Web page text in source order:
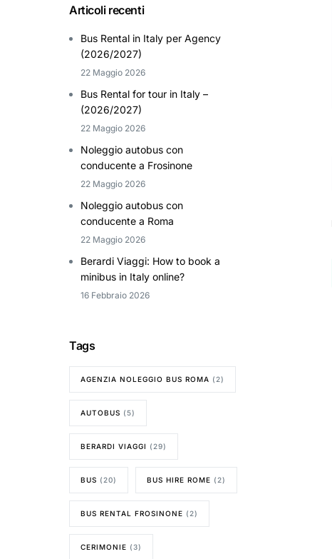
Articoli recenti
Bus Rental in Italy per Agency
(2026/2027)
22 Maggio 2026
Bus Rental for tour in Italy –
(2026/2027)
22 Maggio 2026
Noleggio autobus con
conducente a Frosinone
22 Maggio 2026
Noleggio autobus con
conducente a Roma
22 Maggio 2026
Berardi Viaggi: How to book a
minibus in Italy online?
16 Febbraio 2026
Tags
AGENZIA NOLEGGIO BUS ROMA (2)
AUTOBUS (5)
BERARDI VIAGGI (29)
BUS (20) BUS HIRE ROME (2)
BUS RENTAL FROSINONE (2)
CERIMONIE (3)